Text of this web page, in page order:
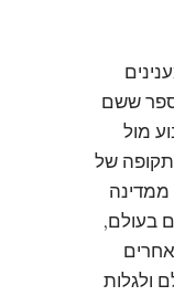
ספר ששם
מול
של
ממדינה
בעולם,
ולגלות